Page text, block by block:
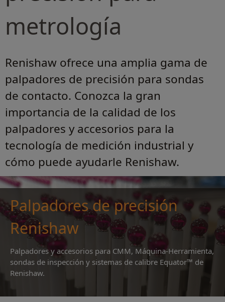
metrología
Renishaw ofrece una amplia gama de
palpadores de precisión para sondas
de contacto. Conozca la gran
importancia de la calidad de los
palpadores y accesorios para la
tecnología de medición industrial y
cómo puede ayudarle Renishaw.
Palpadores de precisión
Renishaw
Palpadores y accesorios para CMM, Máquina-Herramienta,
sondas de inspección y sistemas de calibre Equator™ de
Renishaw.